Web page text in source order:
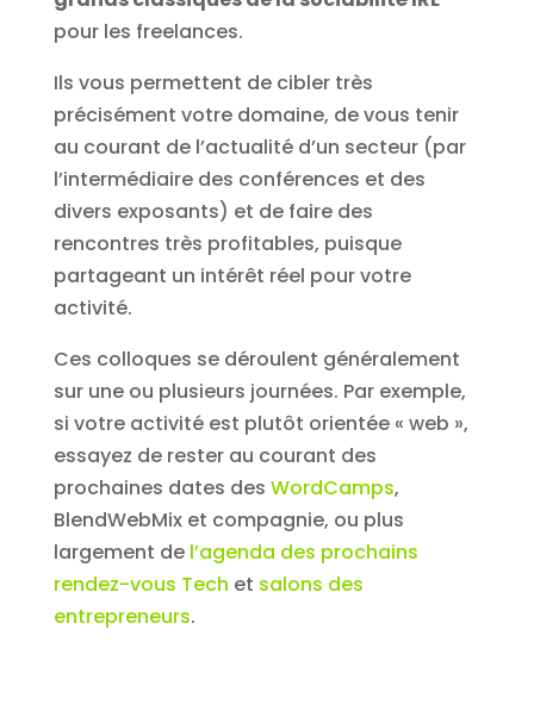
pour les freelances.
Ils vous permettent de cibler très
précisément votre domaine, de vous tenir
au courant de l’actualité d’un secteur (par
l’intermédiaire des conférences et des
divers exposants) et de faire des
rencontres très profitables, puisque
partageant un intérêt réel pour votre
activité.
Ces colloques se déroulent généralement
sur une ou plusieurs journées. Par exemple,
si votre activité est plutôt orientée « web »,
essayez de rester au courant des
prochaines dates des WordCamps,
BlendWebMix et compagnie, ou plus
largement de l’agenda des prochains
rendez-vous Tech et salons des
entrepreneurs.